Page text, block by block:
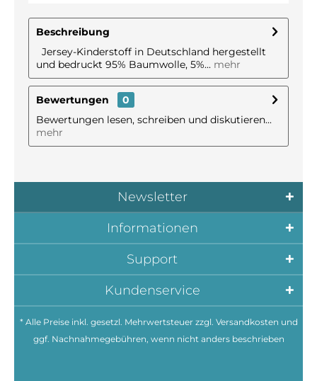
Beschreibung
Jersey-Kinderstoff in Deutschland hergestellt
und bedruckt 95% Baumwolle, 5%... mehr
Bewertungen
0
Bewertungen lesen, schreiben und diskutieren...
mehr
Kundenservice
Support
Informationen
Newsletter
* Alle Preise inkl. gesetzl. Mehrwertsteuer zzgl. Versandkosten und
ggf. Nachnahmegebühren, wenn nicht anders beschrieben